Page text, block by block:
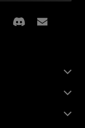
Facebook